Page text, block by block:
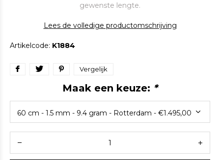
gewenste lengte.
Lees de volledige productomschrijving
Artikelcode: K1884
Vergelijk
Maak een keuze: *